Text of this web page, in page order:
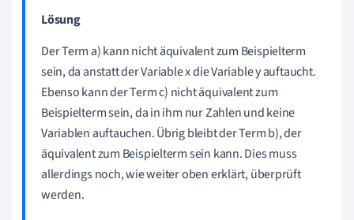
Lösung
Der Term a) kann nicht äquivalent zum Beispielterm
sein, da anstatt der Variable x die Variable y auftaucht.
Ebenso kann der Term c) nicht äquivalent zum
Beispielterm sein, da in ihm nur Zahlen und keine
Variablen auftauchen. Übrig bleibt der Term b), der
äquivalent zum Beispielterm sein kann. Dies muss
allerdings noch, wie weiter oben erklärt, überprüft
werden.